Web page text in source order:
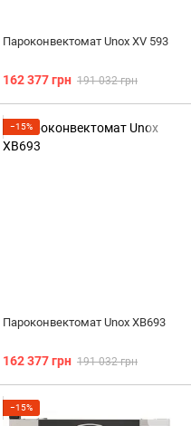
Пароконвектомат Unox XV 593
162 377 грн 191 032 грн
−15%
Пароконвектомат Unox XB693
162 377 грн 191 032 грн
−15%